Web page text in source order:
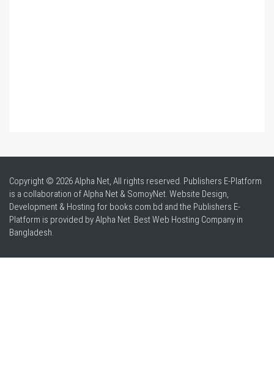
Copyright © 2026 Alpha Net, All rights reserved. Publishers E-Platform
is a collaboration of Alpha Net & SomoyNet. Website Design,
Development & Hosting for books.com.bd and the Publishers E-
Platform is provided by Alpha Net. BestWeb Hosting Company in
Bangladesh.